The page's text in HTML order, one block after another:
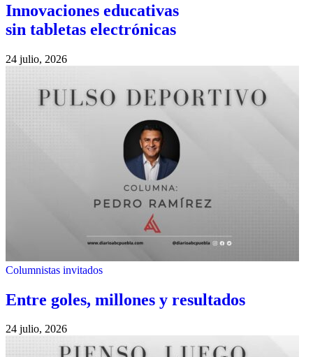
Innovaciones educativas
sin tabletas electrónicas
24 julio, 2026
Columnistas invitados
Entre goles, millones y resultados
24 julio, 2026